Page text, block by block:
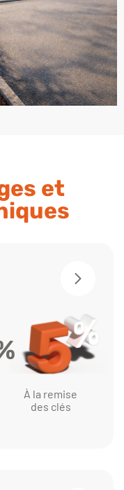
et
À la remise
des clés